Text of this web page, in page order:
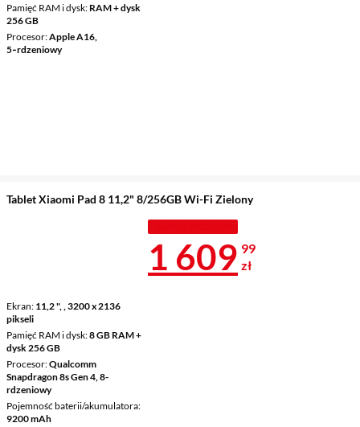
Pamięć RAM i dysk RAM + dysk
256 GB
Procesor Apple A16,
5‑rdzeniowy
Tablet Xiaomi Pad 8 11,2" 8/256GB Wi-Fi Zielony
Ekran 11,2 ", , 3200 x 2136
pikseli
Pamięć RAM i dysk 8 GB RAM +
dysk 256 GB
Procesor Qualcomm
Snapdragon 8s Gen 4, 8-
rdzeniowy
Pojemność baterii/akumulatora
9200 mAh
Cena 1
1 609 99
zł